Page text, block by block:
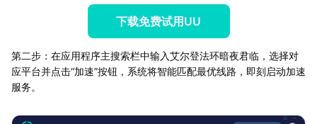
下载免费试用UU
第二步：在应用程序主搜索栏中输入艾尔登法环暗夜君临，选择对
应平台并点击“加速”按钮，系统将智能匹配最优线路，即刻启动加速
服务。